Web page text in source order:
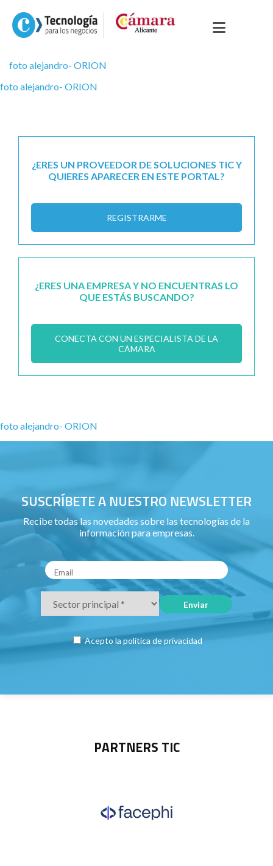
foto alejandro- ORION
foto alejandro- ORION
¿ERES UN PROVEEDOR DE SOLUCIONES TIC Y
QUIERES APARECER EN ESTE PORTAL?
REGISTRARME
¿ERES UNA EMPRESA Y NO ENCUENTRAS LO
QUE ESTÁS BUSCANDO?
CONECTA CON UN ESPECIALISTA DE LA
CÁMARA
foto alejandro- ORION
SUSCRÍBETE A NUESTRO NEWSLETTER
Recibe todas las novedades sobre las tecnologías de la
información para empresas.
Acepto la política de privacidad
PARTNERS TIC